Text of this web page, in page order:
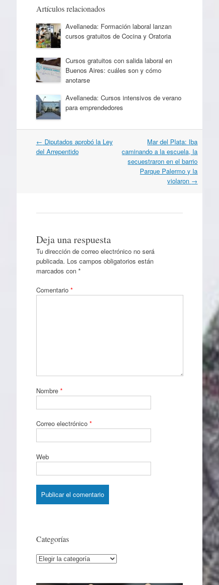
Artículos relacionados
Avellaneda: Formación laboral lanzan
cursos gratuitos de Cocina y Oratoria
Cursos gratuitos con salida laboral en
Buenos Aires: cuáles son y cómo
anotarse
Avellaneda: Cursos intensivos de verano
para emprendedores
Navegación
por
← Diputados aprobó la Ley
del Arrepentido
Mar del Plata: Iba
caminando a la escuela, la
secuestraron en el barrio
Parque Palermo y la
violaron →
Deja una respuesta
Tu dirección de correo electrónico no será
publicada. Los campos obligatorios están
marcados con *
Comentario *
Nombre *
Correo electrónico *
Web
Categorías
Categorías